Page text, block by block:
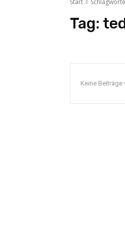
Start Schlagworte
Tag:
Keine Beiträge